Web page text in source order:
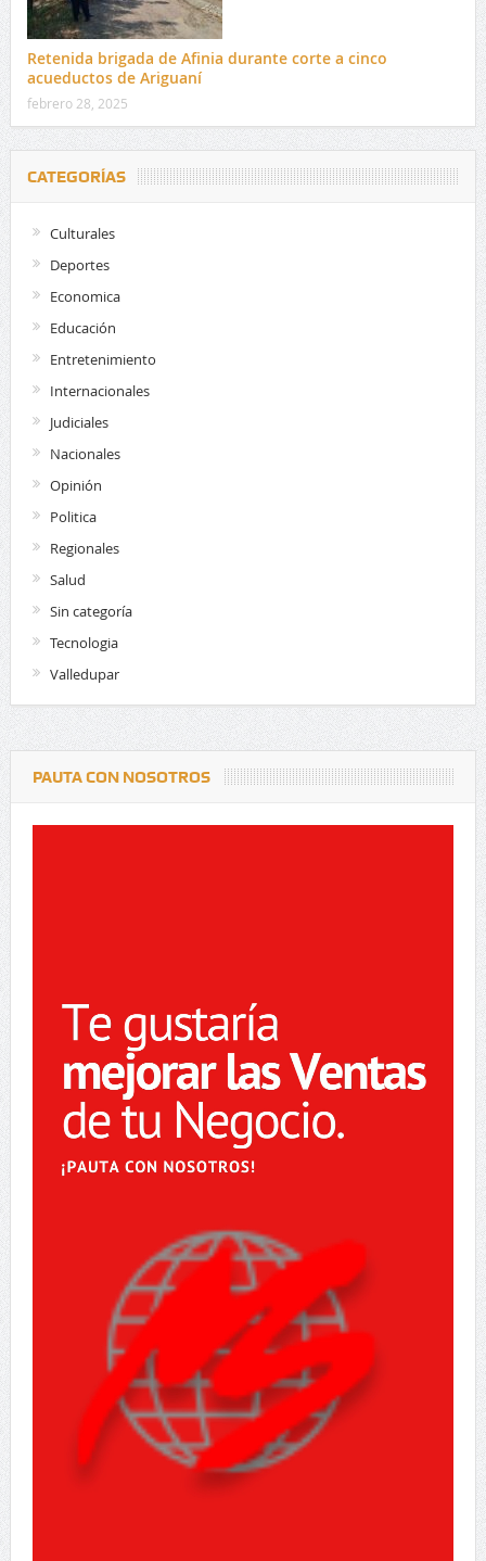
Retenida brigada de Afinia durante corte a cinco
acueductos de Ariguaní
febrero 28, 2025
CATEGORÍAS
Culturales
Deportes
Economica
Educación
Entretenimiento
Internacionales
Judiciales
Nacionales
Opinión
Politica
Regionales
Salud
Sin categoría
Tecnologia
Valledupar
PAUTA CON NOSOTROS